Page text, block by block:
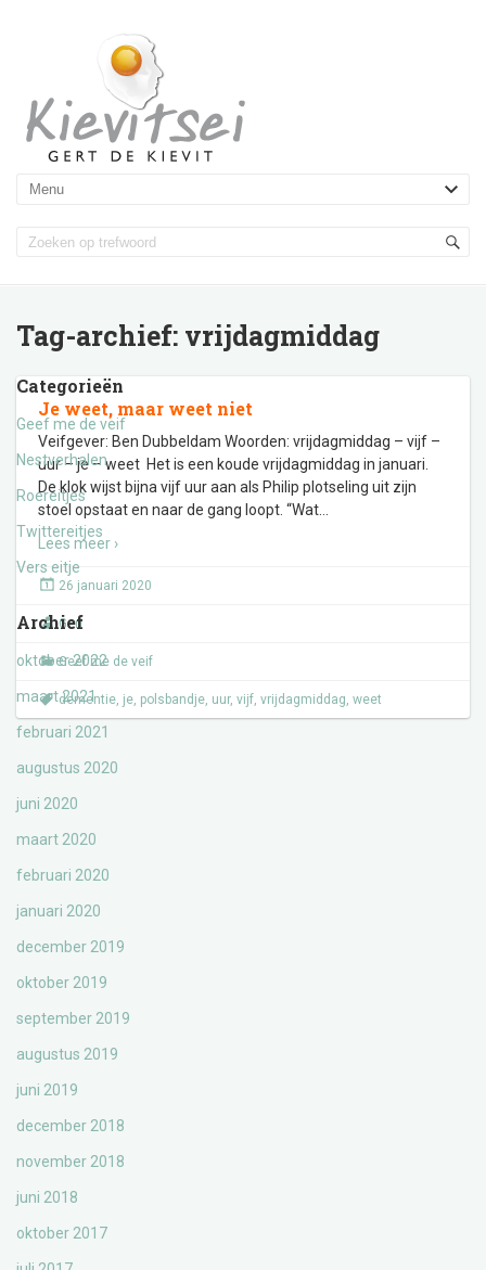
Tag-archief: vrijdagmiddag
Categorieën
Geef me de veif
Nestverhalen
Roereitjes
Twittereitjes
Vers eitje
Archief
oktober 2022
maart 2021
februari 2021
augustus 2020
juni 2020
maart 2020
februari 2020
januari 2020
december 2019
oktober 2019
september 2019
augustus 2019
juni 2019
december 2018
november 2018
juni 2018
oktober 2017
Je weet, maar weet niet
Veifgever: Ben Dubbeldam Woorden: vrijdagmiddag – vijf –
uur – je – weet Het is een koude vrijdagmiddag in januari.
De klok wijst bijna vijf uur aan als Philip plotseling uit zijn
stoel opstaat en naar de gang loopt. “Wat
Lees meer ›
26 januari 2020
Gert
Geef me de veif
dementie, je, polsbandje, uur, vijf, vrijdagmiddag, weet